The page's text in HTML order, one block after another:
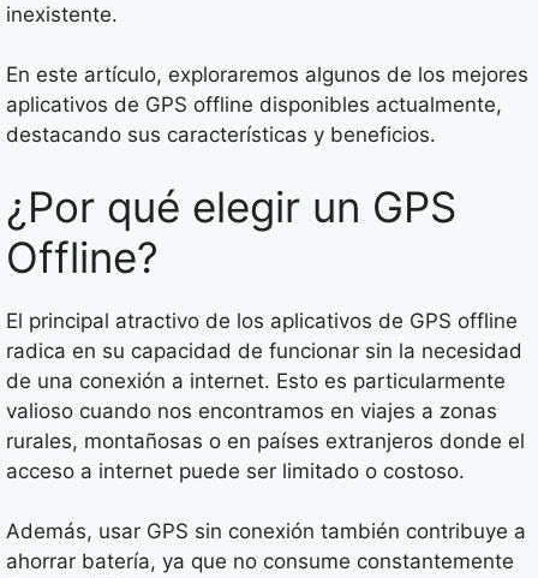
inexistente.
En este artículo, exploraremos algunos de los mejores
aplicativos de GPS offline disponibles actualmente,
destacando sus características y beneficios.
¿Por qué elegir un GPS
Offline?
El principal atractivo de los aplicativos de GPS offline
radica en su capacidad de funcionar sin la necesidad
de una conexión a internet. Esto es particularmente
valioso cuando nos encontramos en viajes a zonas
rurales, montañosas o en países extranjeros donde el
acceso a internet puede ser limitado o costoso.
Además, usar GPS sin conexión también contribuye a
ahorrar batería, ya que no consume constantemente